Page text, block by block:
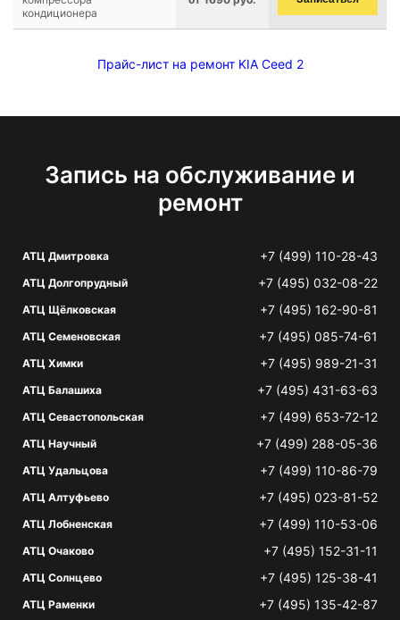
кондиционера
Прайс-лист на ремонт KIA Ceed 2
Запись на обслуживание и
ремонт
АТЦ Дмитровка +7 (499) 110-28-43
АТЦ Долгопрудный +7 (495) 032-08-22
АТЦ Щёлковская +7 (495) 162-90-81
АТЦ Семеновская +7 (495) 085-74-61
АТЦ Химки +7 (495) 989-21-31
АТЦ Балашиха +7 (495) 431-63-63
АТЦ Севастопольская +7 (499) 653-72-12
АТЦ Научный +7 (499) 288-05-36
АТЦ Удальцова +7 (499) 110-86-79
АТЦ Алтуфьево +7 (495) 023-81-52
АТЦ Лобненская +7 (499) 110-53-06
АТЦ Очаково +7 (495) 152-31-11
АТЦ Солнцево +7 (495) 125-38-41
АТЦ Раменки +7 (495) 135-42-87